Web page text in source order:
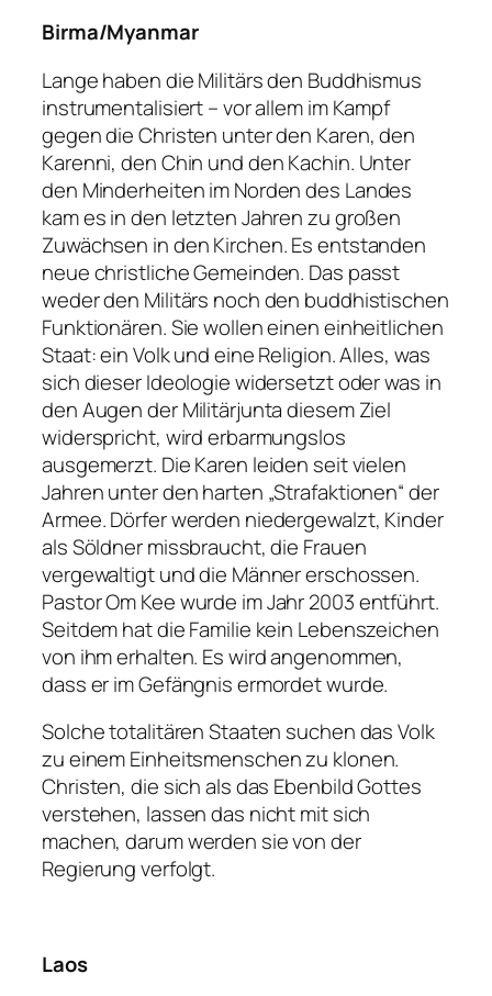
Birma/Myanmar
Lange haben die Militärs den Buddhismus
instrumentalisiert – vor allem im Kampf
gegen die Christen unter den Karen, den
Karenni, den Chin und den Kachin. Unter
den Minderheiten im Norden des Landes
kam es in den letzten Jahren zu großen
Zuwächsen in den Kirchen. Es entstanden
neue christliche Gemeinden. Das passt
weder den Militärs noch den buddhistischen
Funktionären. Sie wollen einen einheitlichen
Staat: ein Volk und eine Religion. Alles, was
sich dieser Ideologie widersetzt oder was in
den Augen der Militärjunta diesem Ziel
widerspricht, wird erbarmungslos
ausgemerzt. Die Karen leiden seit vielen
Jahren unter den harten „Strafaktionen“ der
Armee. Dörfer werden niedergewalzt, Kinder
als Söldner missbraucht, die Frauen
vergewaltigt und die Männer erschossen.
Pastor Om Kee wurde im Jahr 2003 entführt.
Seitdem hat die Familie kein Lebenszeichen
von ihm erhalten. Es wird angenommen,
dass er im Gefängnis ermordet wurde.
Solche totalitären Staaten suchen das Volk
zu einem Einheitsmenschen zu klonen.
Christen, die sich als das Ebenbild Gottes
verstehen, lassen das nicht mit sich
machen, darum werden sie von der
Regierung verfolgt.
Laos